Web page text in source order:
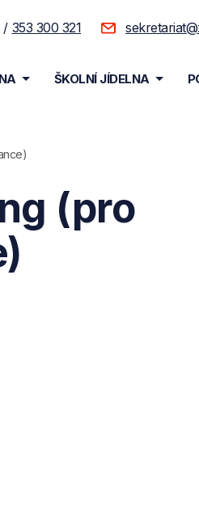
353 300 321
ŠKOLNÍ JÍDELNA
(pro